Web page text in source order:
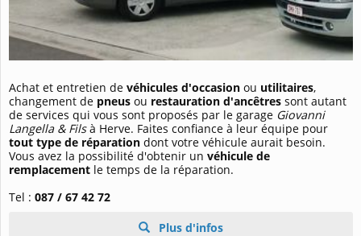
Achat et entretien de véhicules d'occasion ou utilitaires,
changement de pneus ou restauration d'ancêtres sont autant
de services qui vous sont proposés par le garage Giovanni
Langella & Filsà Herve. Faites confiance à leur équipe pour
tout type de réparation dont votre véhicule aurait besoin.
Vous avez la possibilité d'obtenir un véhicule de
remplacement le temps de la réparation.
Tel : 087 / 67 42 72
Plus d'infos